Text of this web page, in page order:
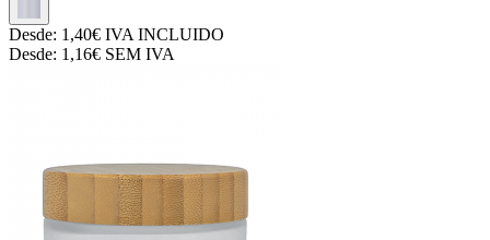
Desde: 1,40€ IVA INCLUIDO
Desde: 1,16€ SEM IVA